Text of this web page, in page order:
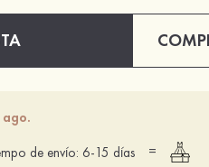
de envío: 6-15 días
=